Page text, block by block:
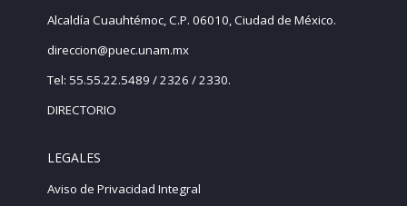
Alcaldía Cuauhtémoc, C.P. 06010, Ciudad de México.
direccion@puec.unam.mx
Tel: 55.55.22.5489 / 2326 / 2330.
DIRECTORIO
LEGALES
Aviso de Privacidad Integral